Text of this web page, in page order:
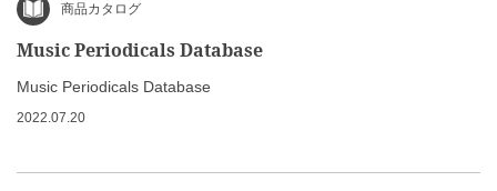
商品カタログ
Music Periodicals Database
Music Periodicals Database
2022.07.20